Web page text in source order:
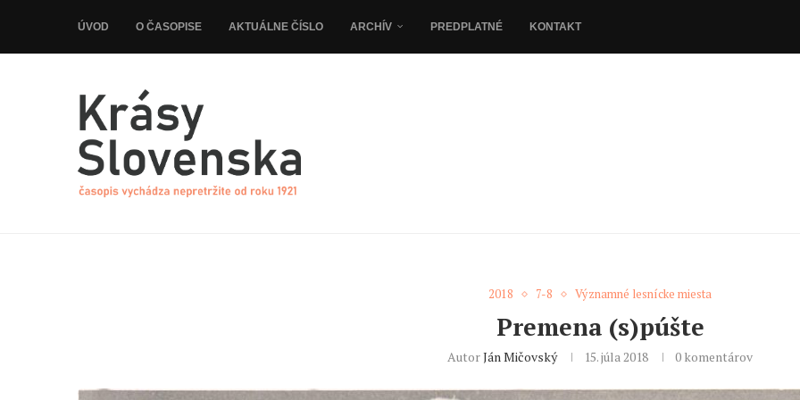
ÚVOD O ČASOPISE AKTUÁLNE ČÍSLO ARCHÍV PREDPLATNÉ KONTAKT
2018 7-8 Významné lesnícke miesta
Premena (s)púšte
AutorJán Mičovský 15. júla 2018 0 komentárov